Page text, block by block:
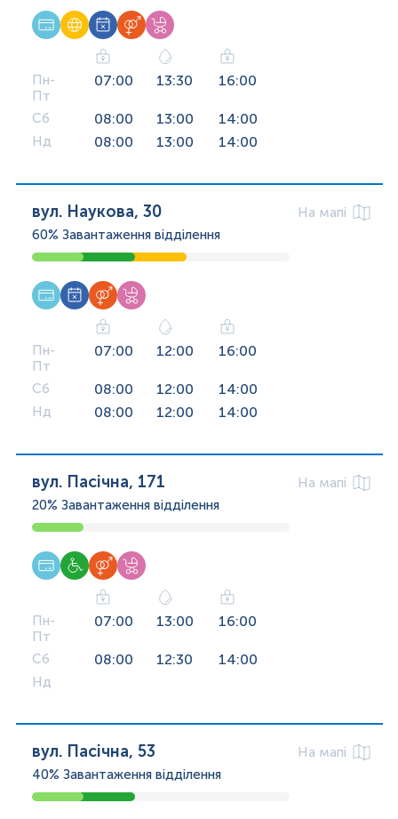
Пн-
Пт
07:00 13:30 16:00
Сб 08:00 13:00 14:00
Нд 08:00 13:00 14:00
вул. Наукова, 30
На мапі
60% Завантаження відділення
Пн-
Пт
07:00 12:00 16:00
Сб 08:00 12:00 14:00
Нд 08:00 12:00 14:00
вул. Пасічна, 171
На мапі
20% Завантаження відділення
Пн-
Пт
07:00 13:00 16:00
Сб 08:00 12:30 14:00
Нд
вул. Пасічна, 53
На мапі
40% Завантаження відділення